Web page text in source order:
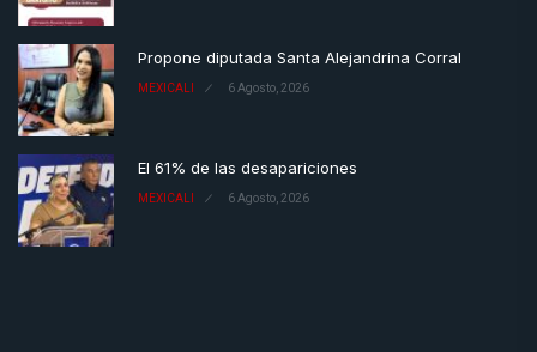
Propone diputada Santa Alejandrina Corral
MEXICALI 6 Agosto, 2026
El 61% de las desapariciones
MEXICALI 6 Agosto, 2026